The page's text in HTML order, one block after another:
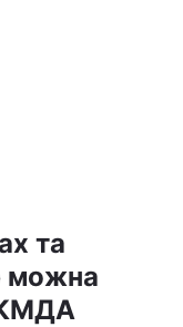
та
можна
КМДА